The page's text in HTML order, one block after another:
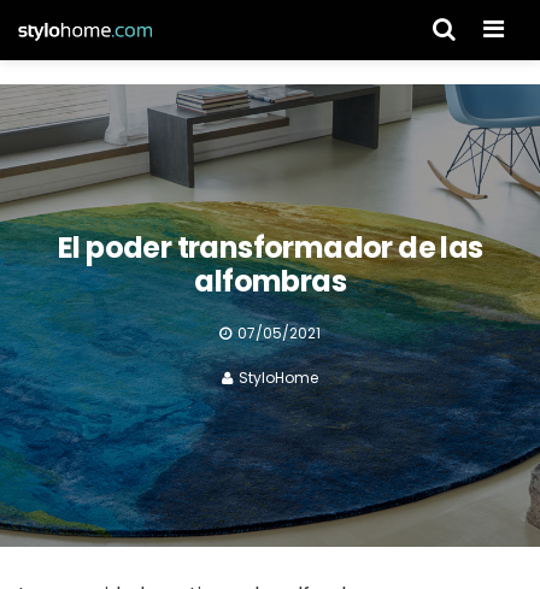
El poder transformador de las
alfombras
07/05/2021
StyloHome